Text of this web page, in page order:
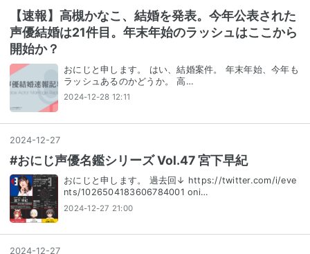
【速報】高槻かなこ、結婚を発表。今年公表された
声優結婚は21件目。年末年始のラッシュはここから
開始か？
おにじと申します。 はい、結婚案件。 年末年始、今年も
ラッシュあるのかどうか。 高…
2024-12-28 12:11
2024-12-27
#おにじ声優名鑑シリーズ Vol.47 宮下早紀
おにじと申します。 過去回↓ https://twitter.com/i/eve
nts/1026504183606784001 oni…
2024-12-27 21:00
2024-12-27